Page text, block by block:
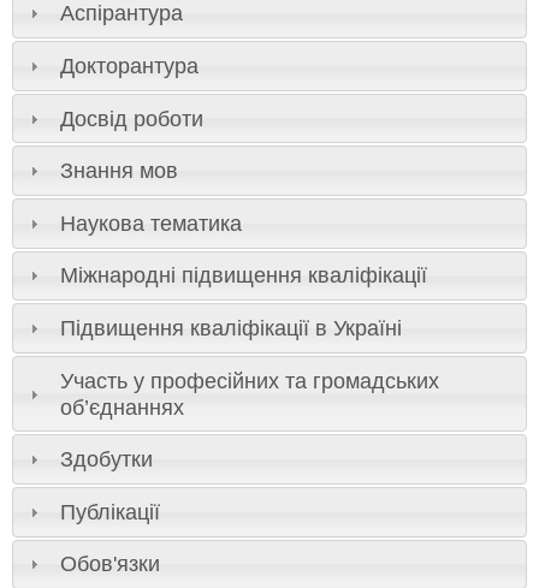
Аспірантура
Докторантура
Досвід роботи
Знання мов
Наукова тематика
Міжнародні підвищення кваліфікації
Підвищення кваліфікації в Україні
Участь у професійних та громадських
об’єднаннях
Здобутки
Публікації
Обов'язки